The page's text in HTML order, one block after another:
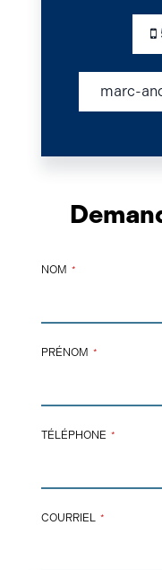
marc-
NOM *
PRÉNOM *
TÉLÉPHONE *
COURRIEL *